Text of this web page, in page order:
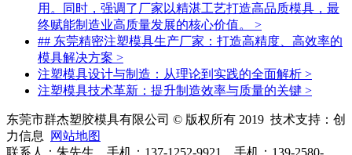
用。同时，强调了厂家以精湛工艺打造高品质模具，最
终赋能制造业高质量发展的核心价值。 >
## 东莞精密注塑模具生产厂家：打造高精度、高效率的
模具解决方案 >
注塑模具设计与制造：从理论到实践的全面解析 >
注塑模具技术革新：提升制造效率与质量的关键 >
东莞市群杰塑胶模具有限公司 © 版权所有 2019 技术支持：创
力信息
网站地图
联系人：朱先生 手机：137-1252-9921 手机：139-2580-